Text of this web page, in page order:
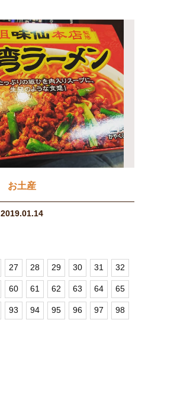
お土産
2019.01.14
27 28 29 30 31 32
60 61 62 63 64 65
93 94 95 96 97 98